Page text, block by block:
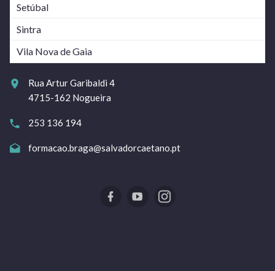
Setúbal
Sintra
Vila Nova de Gaia
Rua Artur Garibaldi 4
4715-162 Nogueira
253 136 194
formacao.braga@salvadorcaetano.pt